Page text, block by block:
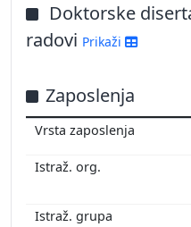
Doktorske
radovi Prikaži
Zaposlenja